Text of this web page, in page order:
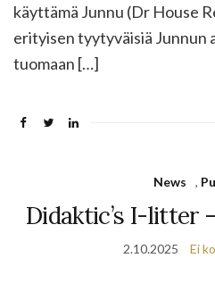
käyttämä Junnu (Dr House
erityisen tyytyväisiä Junnun
tuomaan […]
News ,
Didaktic’s I-litter
2.10.2025 Ei